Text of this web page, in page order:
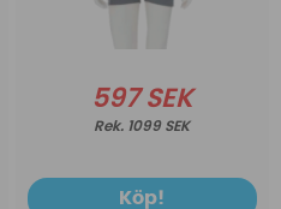
597 SEK
1099 SEK
Köp!